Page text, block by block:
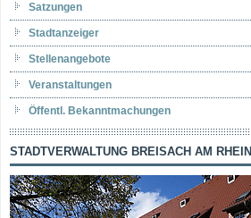
Satzungen
Stadtanzeiger
Stellenangebote
Veranstaltungen
Öffentl. Bekanntmachungen
STADTVERWALTUNG BREISACH AM RHEIN